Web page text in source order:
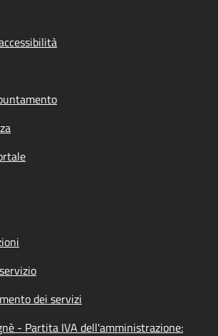
dei servizi
- Partita IVA dell'amministrazione: